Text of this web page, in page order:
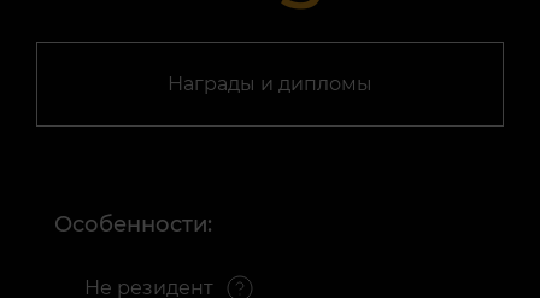
Награды и дипломы
Особенности:
Не резидент